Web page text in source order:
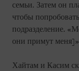
семьи. Затем он
чтобы
подразделение.
они примут
Хайтам и Касим